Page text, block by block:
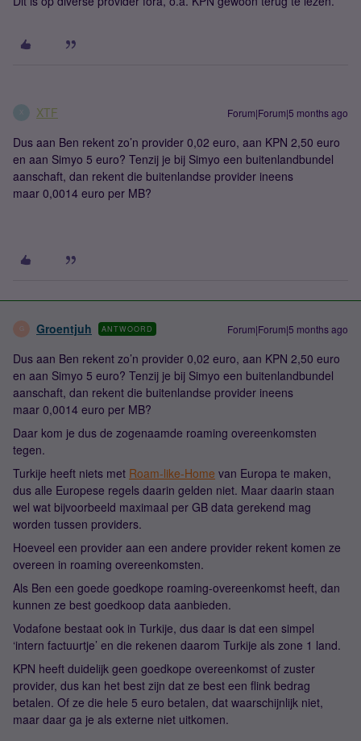
XTF Forum|Forum|5 months ago
Dus aan Ben rekent zo’n provider 0,02 euro, aan KPN 2,50 euro
en aan Simyo 5 euro? Tenzij je bij Simyo een buitenlandbundel
aanschaft, dan rekent die buitenlandse provider ineens
maar 0,0014 euro per MB?
G Groentjuh ANTWOORD Forum|Forum|5 months ago
Dus aan Ben rekent zo’n provider 0,02 euro, aan KPN 2,50 euro
en aan Simyo 5 euro? Tenzij je bij Simyo een buitenlandbundel
aanschaft, dan rekent die buitenlandse provider ineens
maar 0,0014 euro per MB?
Daar kom je dus de zogenaamde roaming overeenkomsten
tegen.
Turkije heeft niets met Roam-like-Home van Europa te maken,
dus alle Europese regels daarin gelden niet. Maar daarin staan
wel wat bijvoorbeeld maximaal per GB data gerekend mag
worden tussen providers.
Hoeveel een provider aan een andere provider rekent komen ze
overeen in roaming overeenkomsten.
Als Ben een goede goedkope roaming-overeenkomst heeft, dan
kunnen ze best goedkoop data aanbieden.
Vodafone bestaat ook in Turkije, dus daar is dat een simpel
‘intern factuurtje’ en die rekenen daarom Turkije als zone 1 land.
KPN heeft duidelijk geen goedkope overeenkomst of zuster
provider, dus kan het best zijn dat ze best een flink bedrag
betalen. Of ze die hele 5 euro betalen, dat waarschijnlijk niet,
maar daar ga je als externe niet uitkomen.